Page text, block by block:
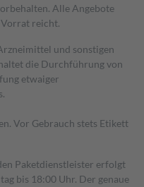
Alle Angebote
Vorrat reicht.
und sonstigen
die Durchführung von
etwaiger
Vor Gebrauch stets Etikett
Paketdienstleister erfolgt
bis 18:00 Uhr. Der genaue